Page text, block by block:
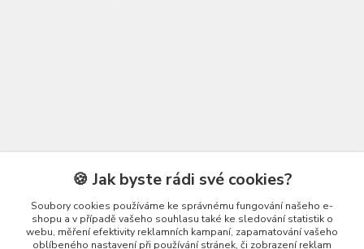
Kontakty🍪 Jak byste rádi své cookies?
Soubory cookies používáme ke správnému fungování našeho e-
shopu a v případě vašeho souhlasu také ke sledování statistik o
webu, měření efektivity reklamních kampaní, zapamatování vašeho
oblíbeného nastavení při používání stránek, či zobrazení reklam